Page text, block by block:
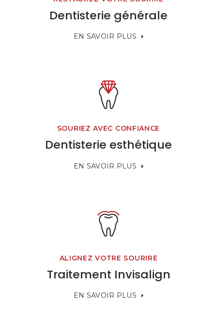
Dentisterie générale
EN SAVOIR PLUS
SOURIEZ AVEC CONFIANCE
Dentisterie esthétique
EN SAVOIR PLUS
ALIGNEZ VOTRE SOURIRE
Traitement Invisalign
EN SAVOIR PLUS